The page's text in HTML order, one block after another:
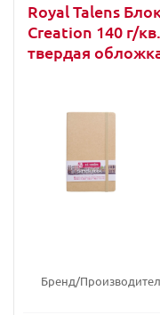
Royal Talens
Creation 140 г/
твердая
Бренд/